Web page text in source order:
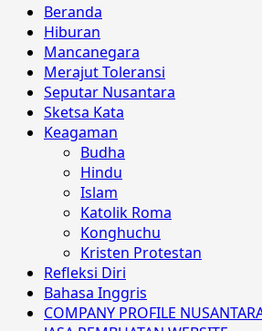
Beranda
Hiburan
Mancanegara
Merajut Toleransi
Seputar Nusantara
Sketsa Kata
Keagaman
Budha
Hindu
Islam
Katolik Roma
Konghuchu
Kristen Protestan
Refleksi Diri
Bahasa Inggris
COMPANY PROFILE